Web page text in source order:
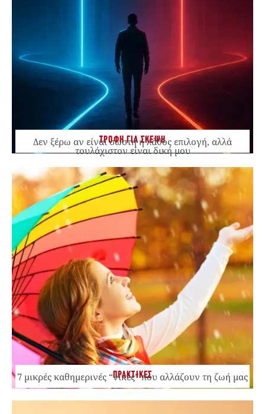
ΤΡΟΦΗ ΓΙΑ ΣΚΕΨΗ
Δεν ξέρω αν είναι σωστή ή λάθος επιλογή, αλλά
τουλάχιστον είναι δική μου
ΠΡΑΚΤΙΚΕΣ
7 μικρές καθημερινές “νίκες” που αλλάζουν τη ζωή μας